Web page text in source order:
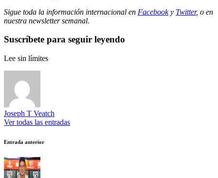
Sigue toda la información internacional en Facebooky Twitter, o en
nuestra newsletter semanal.
Suscríbete para seguir leyendo
Lee sin límites
Joseph T Veatch
Ver todas las entradas
Navegación
de
entradas
Entrada anterior